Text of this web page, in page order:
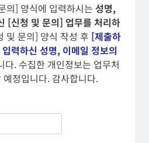
의] 양식에 입력하시는 성명,
[신청 및 문의] 업무를 처리하
및 문의] 양식 작성 후 [제출하
력하신 성명, 이메일 정보의
다. 수집한 개인정보는 업무처
정입니다. 감사합니다.